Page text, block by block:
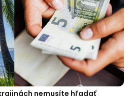
nemusíte hľadať